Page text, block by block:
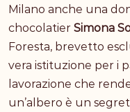
Milano anche una
chocolatier Simona
Foresta, brevetto
vera istituzione per i
lavorazione che
un’albero è un